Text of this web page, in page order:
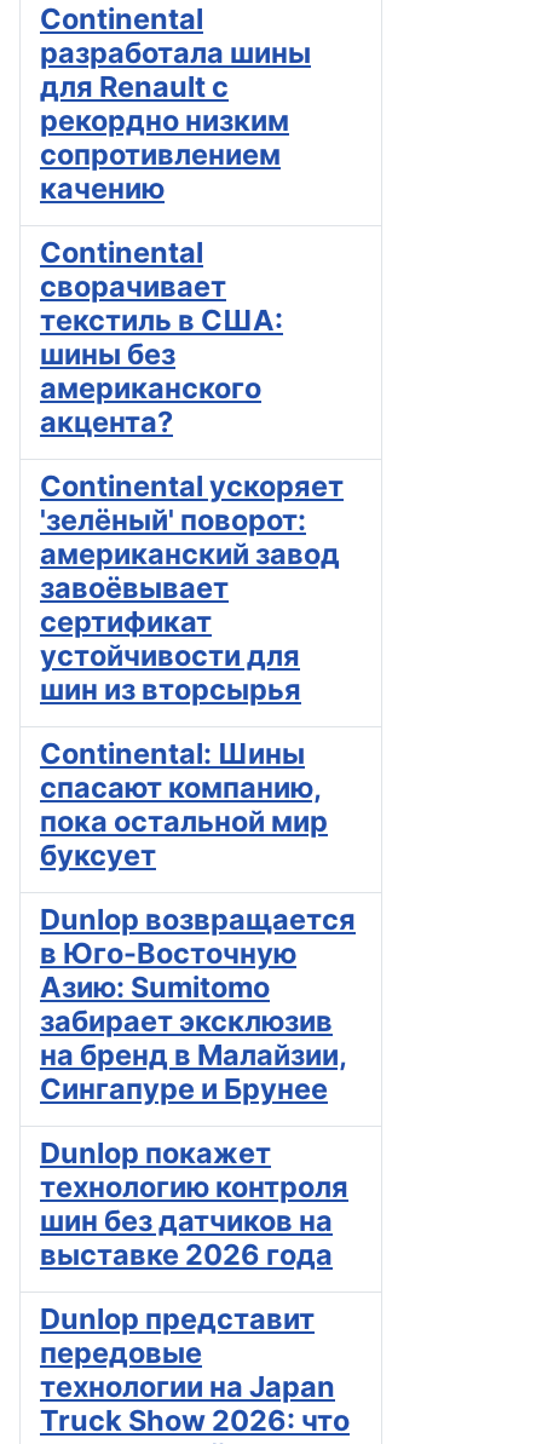
Continental
разработала шины
для Renault с
рекордно низким
сопротивлением
качению
Continental
сворачивает
текстиль в США:
шины без
американского
акцента?
Continental ускоряет
'зелёный' поворот:
американский завод
завоёвывает
сертификат
устойчивости для
шин из вторсырья
Continental: Шины
спасают компанию,
пока остальной мир
буксует
Dunlop возвращается
в Юго-Восточную
Азию: Sumitomo
забирает эксклюзив
на бренд в Малайзии,
Сингапуре и Брунее
Dunlop покажет
технологию контроля
шин без датчиков на
выставке 2026 года
Dunlop представит
передовые
технологии на Japan
Truck Show 2026: что